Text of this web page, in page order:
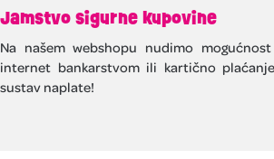
Jamstvo sigurne kupovine
Na našem webshopu nudimo
internet bankarstvom ili kartično
sustav naplate!